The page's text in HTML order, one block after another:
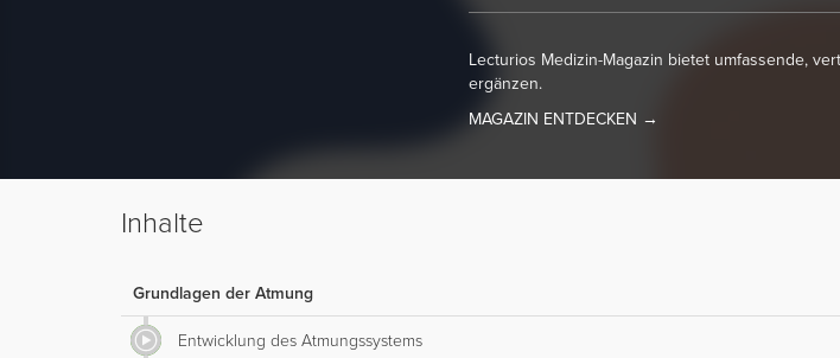
Lecturios Medizin-Magazin bietet umfassende,
ergänzen.
MAGAZIN ENTDECKEN →
Inhalte
Grundlagen der Atmung
Entwicklung des Atmungssystems